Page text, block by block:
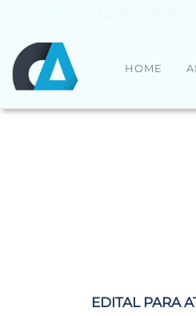
CENTRO
Universidade
HOME
EDITAL PARA